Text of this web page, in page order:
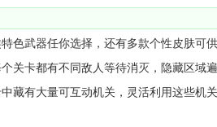
色武器任你选择，还有多款个性皮肤可
关卡都有不同敌人等待消灭，隐藏区域
藏有大量可互动机关，灵活利用这些机